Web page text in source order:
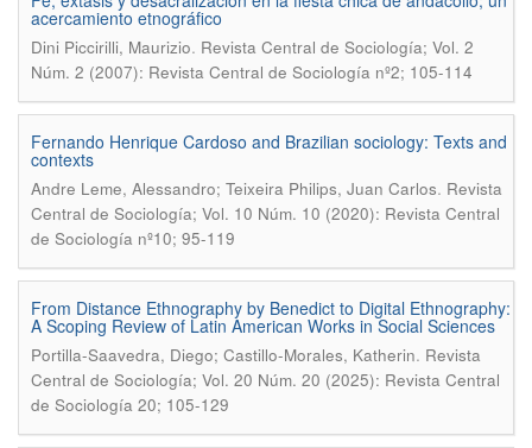
acercamiento etnográfico
Dini Piccirilli, Maurizio. Revista Central de Sociología; Vol. 2
Núm. 2 (2007): Revista Central de Sociología nº2; 105-114
Fernando Henrique Cardoso and Brazilian sociology: Texts and
contexts
Andre Leme, Alessandro; Teixeira Philips, Juan Carlos. Revista
Central de Sociología; Vol. 10 Núm. 10 (2020): Revista Central
de Sociología nº10; 95-119
From Distance Ethnography by Benedict to Digital Ethnography:
A Scoping Review of Latin American Works in Social Sciences
Portilla-Saavedra, Diego; Castillo-Morales, Katherin. Revista
Central de Sociología; Vol. 20 Núm. 20 (2025): Revista Central
de Sociología 20; 105-129